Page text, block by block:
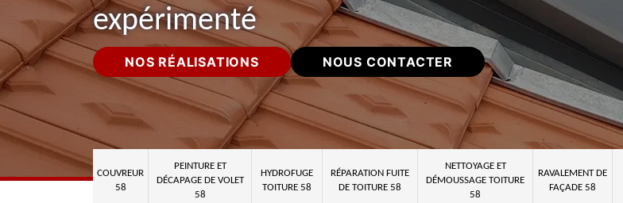
expérimenté
NOS RÉALISATIONS NOUS CONTACTER
COUVREUR
58
PEINTURE ET
DÉCAPAGE DE VOLET
58
HYDROFUGE
TOITURE 58
RÉPARATION FUITE
DE TOITURE 58
NETTOYAGE ET
DÉMOUSSAGE TOITURE
58
RAVALEMENT DE
FAÇADE 58